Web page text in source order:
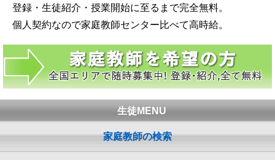
登録・生徒紹介・授業開始に至るまで完全無料。
個人契約なので家庭教師センター比べて高時給。
生徒MENU
家庭教師の検索